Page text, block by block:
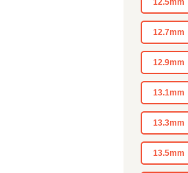
12.5mm
12.7mm
12.9mm
13.1mm
13.3mm
13.5mm